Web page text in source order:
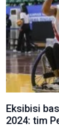
Eksibisi
2024: tim